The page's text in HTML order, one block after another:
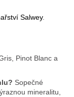
Salwey.
Pinot Blanc a
Sopečné
mineralitu,